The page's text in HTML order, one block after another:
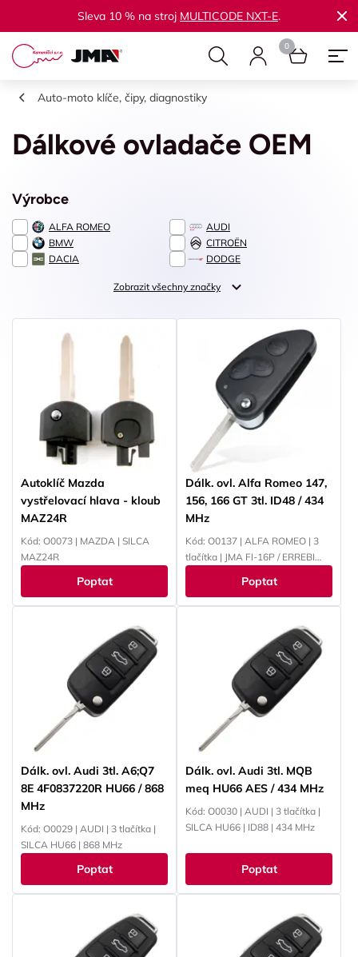
Sleva 10 % na stroj MULTICODE NXT-E.
Auto-moto klíče, čipy, diagnostiky
Dálkové ovladače OEM
Výrobce
ALFA ROMEO
AUDI
BMW
CITROËN
DACIA
DODGE
Zobrazit všechny značky
Autoklíč Mazda
vystřelovací hlava - kloub
MAZ24R
Kód: O0073 | MAZDA | SILCA
MAZ24R
Poptat
Dálk. ovl. Alfa Romeo 147,
156, 166 GT 3tl. ID48 / 434
MHz
Kód: O0137 | ALFA ROMEO | 3
tlačítka | JMA FI-16P / ERREBI
Poptat
Dálk. ovl. Audi 3tl. A6;Q7
8E 4F0837220R HU66 / 868
MHz
Kód: O0029 | AUDI | 3 tlačítka |
SILCA HU66 | 868 MHz
Poptat
Dálk. ovl. Audi 3tl. MQB
meq HU66 AES / 434 MHz
Kód: O0030 | AUDI | 3 tlačítka |
SILCA HU66 | ID88 | 434 MHz
Poptat